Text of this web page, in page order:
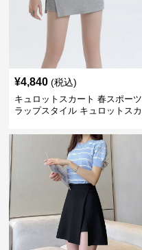
¥4,840 (税込)
キュロットスカート 春スポーツ
ラップスタイル キュロットスカ